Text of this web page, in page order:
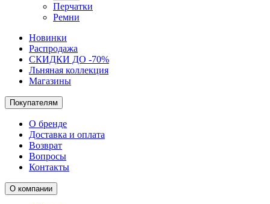
Перчатки
Ремни
Новинки
Распродажа
СКИДКИ ДО -70%
Льняная коллекция
Магазины
Покупателям
О бренде
Доставка и оплата
Возврат
Вопросы
Контакты
О компании